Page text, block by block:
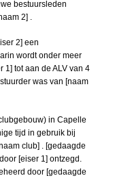
bestuursleden
2] .
2] een
wordt onder meer
1] tot aan de ALV van 4
was van [naam
in Capelle
tijd in gebruik bij
club] . [gedaagde
[eiser 1] ontzegd.
door [gedaagde